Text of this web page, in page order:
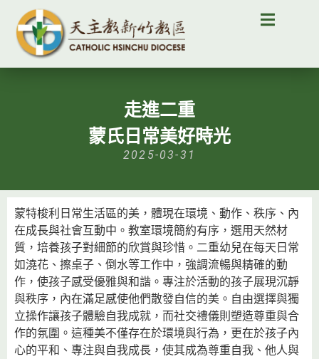
走進二重
蒙氏日常美好時光
2025-03-31
蒙特梭利日常生活區的美，體現在環境、動作、秩序、內
在成長與社會互動中。教室環境簡約有序，選用天然材
質，培養孩子對細節的欣賞與珍惜。二重幼兒在每天日常
如澆花、擦桌子、倒水等工作中，強調流暢與精確的動
作，使孩子感受優雅與和諧。專注於活動的孩子展現沉靜
與秩序，內在滿足感使他們散發自信的美。自由選擇與獨
立操作讓孩子體驗自我成就，而社交禮儀則塑造尊重與合
作的氛圍。這種美不僅存在於環境與行為，更在於孩子內
心的平和、專注與自我成長，使其成為尊重自我、他人與